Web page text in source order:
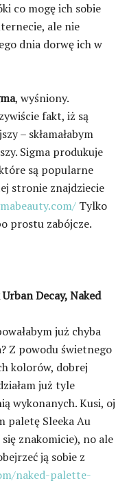
co mogę ich sobie
ale nie
dnia dorwę ich w
, wyśniony.
fakt, iż są
– skłamałabym
Sigma produkuje
są popularne
stronie znajdziecie
Tylko
prostu zabójcze.
Decay, Naked
już chyba
Z powodu świetnego
kolorów, dobrej
już tyle
wykonanych. Kusi, oj
paletę Sleeka Au
znakomicie), no ale
ją sobie z
naked-palette-